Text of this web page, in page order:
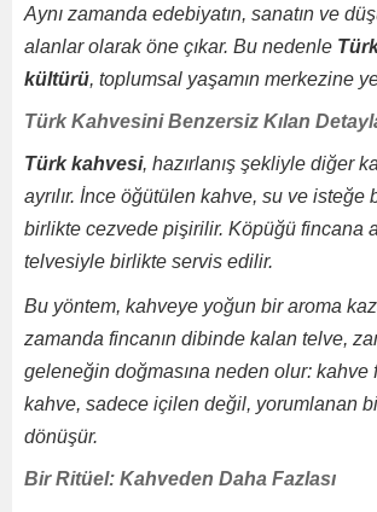
Aynı zamanda edebiyatın, sanatın ve
alanlar olarak öne çıkar. Bu nedenle
kültürü, toplumsal yaşamın merkezine
Türk Kahvesini Benzersiz Kılan
Türk kahvesi, hazırlanış şekliyle diğer
ayrılır. İnce öğütülen kahve, su ve isteğe
birlikte cezvede pişirilir. Köpüğü fincana
telvesiyle birlikte servis edilir.
Bu yöntem, kahveye yoğun bir aroma
zamanda fincanın dibinde kalan telve,
geleneğin doğmasına neden olur: kahve
kahve, sadece içilen değil, yorumlanan
dönüşür.
Bir Ritüel: Kahveden Daha Fazlası